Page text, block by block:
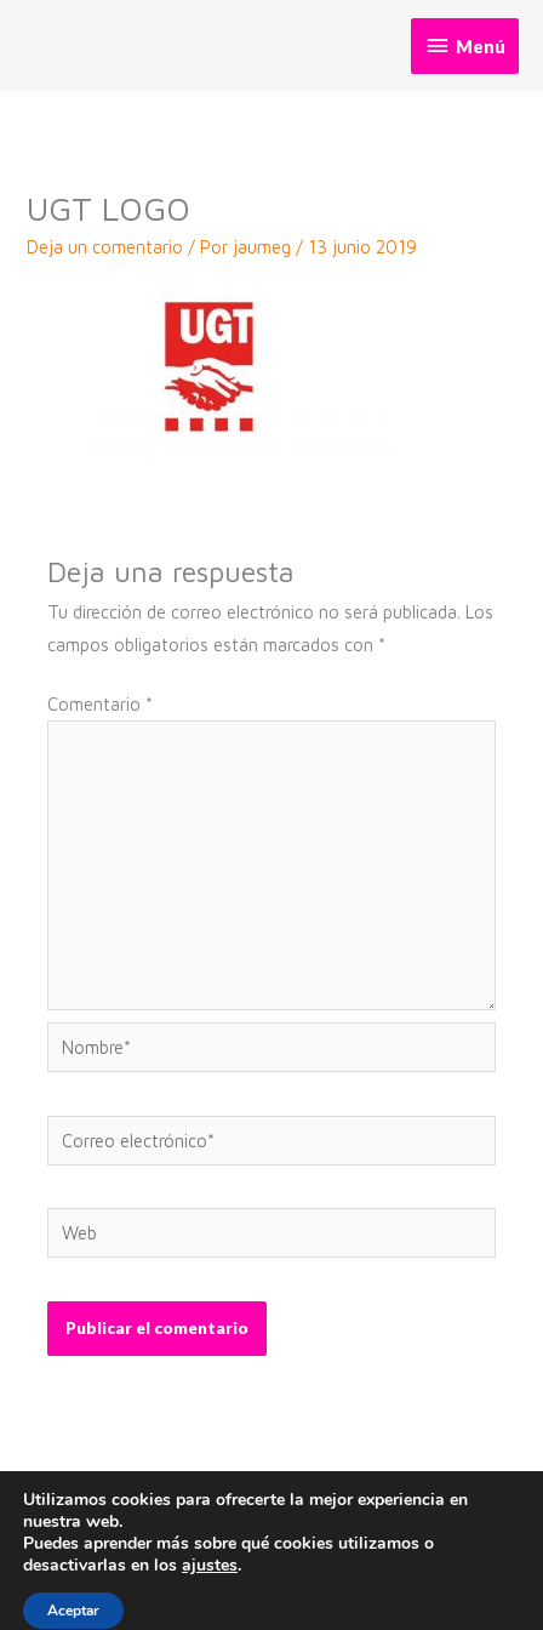
Menú
Menú
UGT LOGO
Deja un comentario / Por jaumeg / 13 junio 2019
Deja una respuesta
Tu dirección de correo electrónico no será publicada. Los
campos obligatorios están marcados con *
Comentario *
Nombre*
Correo
electrónico*
Web
Copyright © 2026 Abel Crespo - Graphic Designer |
Utilizamos cookies para ofrecerte la mejor experiencia en
nuestra web.
Puedes aprender más sobre qué cookies utilizamos o
desactivarlas en los ajustes.
Aceptar